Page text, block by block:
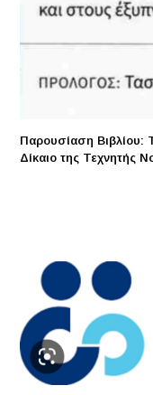
Παρουσίαση Βιβλίου:
Δίκαιο της Τεχνητής